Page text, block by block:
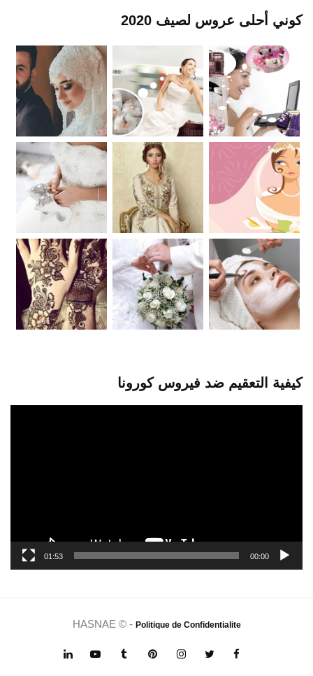
كوني أحلى عروس لصيف 2020
كيفية التعقيم ضد فيروس كورونا
00:00
01:53
HASNAE © - Politique de Confidentialite